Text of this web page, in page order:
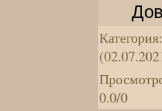
Категория:
0.0/0